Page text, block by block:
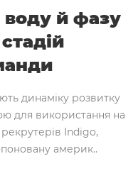
воду й фазу
динаміку розвитку
для використання на
Indigo,
америк..